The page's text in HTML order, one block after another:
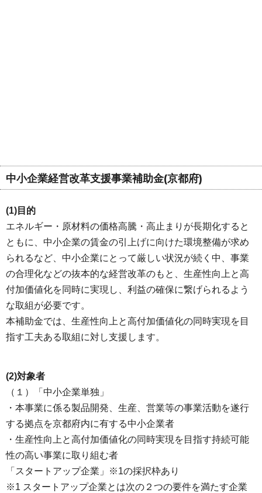
中小企業経営改革支援事業補助金(京都府)
(1)目的
エネルギー・原材料の価格高騰・高止まりが長期化すると
ともに、中小企業の賃金の引上げに向けた環境整備が求め
られるなど、中小企業にとって厳しい状況が続く中、事業
の合理化などの抜本的な経営改革のもと、生産性向上と高
付加価値化を同時に実現し、利益の確保に繋げられるよう
な取組が必要です。
本補助金では、生産性向上と高付加価値化の同時実現を目
指す工夫ある取組に対し支援します。
(2)対象者
（１）「中小企業単独」
・本事業に係る製品開発、生産、営業等の事業活動を遂行
する拠点を京都府内に有する中小企業者
・生産性向上と高付加価値化の同時実現を目指す持続可能
性の高い事業に取り組む者
「スタートアップ企業」※1の採択枠あり
※1 スタートアップ企業とは次の２つの要件を満たす企業